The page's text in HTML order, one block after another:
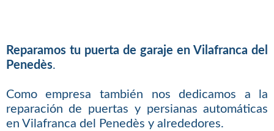
Reparamos tu puerta de garaje en Vilafranca del
Penedès.
Como empresa también nos dedicamos a la
reparación de puertas y persianas automáticas
en Vilafranca del Penedès y alrededores.